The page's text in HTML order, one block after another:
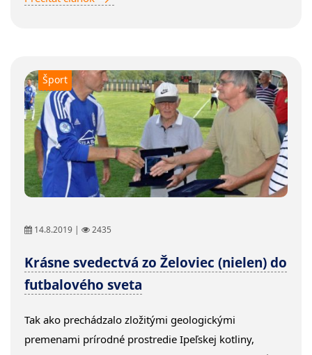
Šport
14.8.2019 | 2435
Krásne svedectvá zo Želoviec (nielen) do
futbalového sveta
Tak ako prechádzalo zložitými geologickými
premenami prírodné prostredie Ipeľskej kotliny,